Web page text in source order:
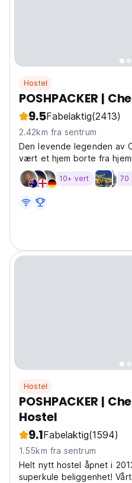
Hostel
POSHPACKER |
9.5Fabelaktig(2413)
2.42km fra sentrum
Den levende legenden av
vært et hjem borte fra
verden i 20 år! Sjekk det ut!
10+ vert 70
Hostel
POSHPACKER |
Hostel
9.1Fabelaktig(1594)
1.55km fra sentrum
Helt nytt hostel åpnet i
superkule beliggenhet!